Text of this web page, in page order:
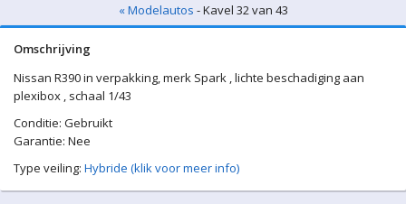
« Modelautos - Kavel 32 van 43
Omschrijving
Nissan R390 in verpakking, merk Spark , lichte beschadiging aan
plexibox , schaal 1/43
Conditie: Gebruikt
Garantie: Nee
Type veiling: Hybride (klik voor meer info)